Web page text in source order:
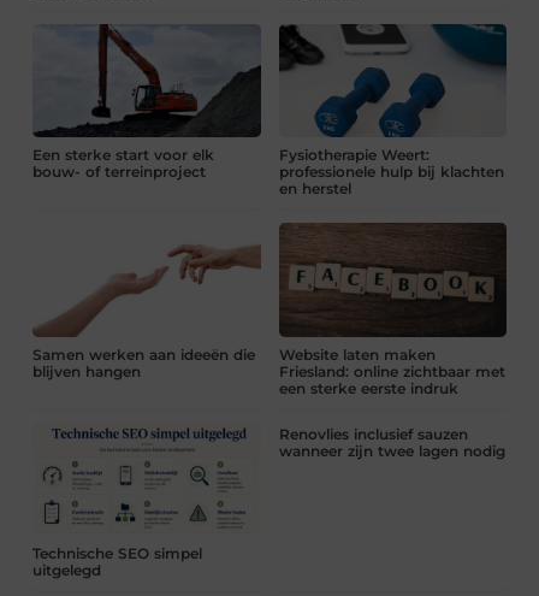
Een sterke start voor elk
bouw- of terreinproject
Fysiotherapie Weert:
professionele hulp bij klachten
en herstel
Samen werken aan ideeën die
blijven hangen
Website laten maken
Friesland: online zichtbaar met
een sterke eerste indruk
Technische SEO simpel
uitgelegd
Renovlies inclusief sauzen
wanneer zijn twee lagen nodig